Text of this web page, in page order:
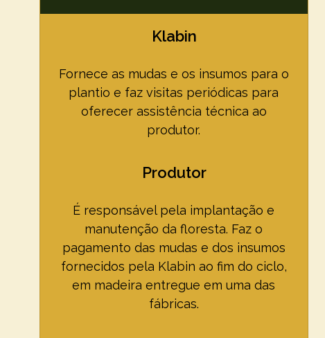
Klabin
Fornece as mudas e os insumos para o
plantio e faz visitas periódicas para
oferecer assistência técnica ao
produtor.
Produtor
É responsável pela implantação e
manutenção da floresta. Faz o
pagamento das mudas e dos insumos
fornecidos pela Klabin ao fim do ciclo,
em madeira entregue em uma das
fábricas.